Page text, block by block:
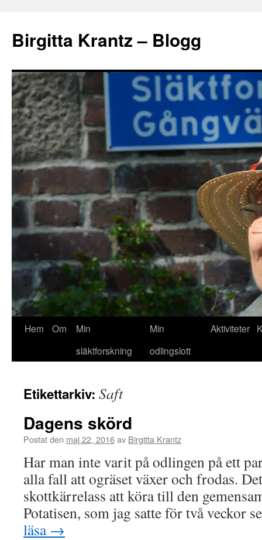
innehåll
Birgitta Krantz – Blogg
Hem Om
Min
släktforskning
Min
odlingslott
Aktiviteter
Etikettarkiv: Saft
Dagens skörd
Postat den maj 22, 2016av Birgitta Krantz
Har man inte varit på odlingen på ett
alla fall att ogräset växer och frodas.
skottkärrelass att köra till den
Potatisen, som jag satte för två veckor
läsa →